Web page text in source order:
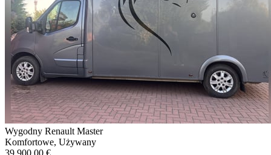
Wygodny Renault Master
Komfortowe, Używany
39 900,00 €